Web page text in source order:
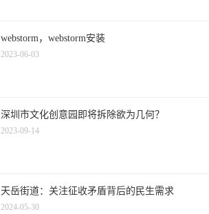
webstorm，webstorm安装
2023-06-03
深圳市文化创意园即将拆除欲为几何？
2023-09-14
天岳街道：关注征收矛盾背后的民生需求
2024-05-30